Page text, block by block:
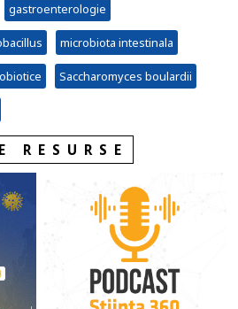
gastroenterologie
microbiota intestinala
Saccharomyces boulardii
RESURSE